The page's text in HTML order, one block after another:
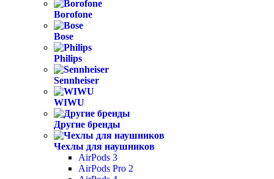
Borofone
Bose
Philips
Sennheiser
WIWU
Другие бренды
Чехлы для наушников
AirPods 3
AirPods Pro 2